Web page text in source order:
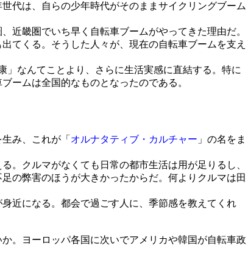
代は、自らの少年時代がそのままサイクリングブーム
畿圏でいち早く自転車ブームがやってきた理由だ。
てくる。そうした人々が、現在の自転車ブームを支え
なんてことより、さらに生活実感に直結する。特に
ームは全国的なものとなったのである。
み、これが「 オルナタティブ・カルチャー 」の名をま
クルマがなくても日常の都市生活は用が足りるし、
の弊害のほうが大きかったからだ。何よりクルマは田
近になる。都会で過ごす人に、季節感を教えてくれ
。ヨーロッパ各国に次いでアメリカや韓国が自転車政